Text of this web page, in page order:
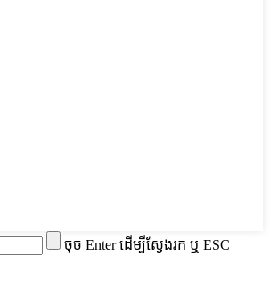
ចុច Enter ដើម្បីស្វែងរក ឬ ESC